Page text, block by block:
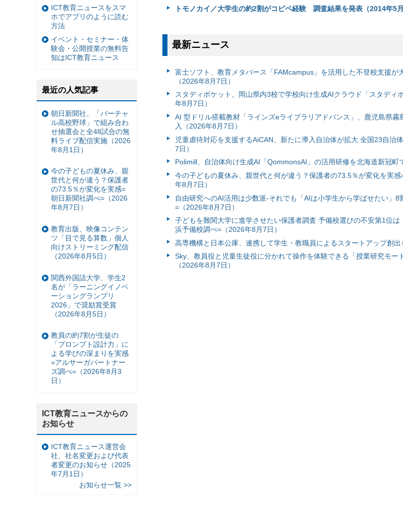
トモノカイ／大学生の約2割がコピペ経験 調査結果を発表（2014年5月
最新ニュース
富⼠ソフト、教育メタバース「FAMcampus」を活用した不登校支援が
（2026年8月7日）
スタディポケット、岡山県内3校で学校向け生成AIクラウド「スタディ
年8月7日）
AI 型ドリル搭載教材「ラインズeライブラリアドバンス」、鹿児島県霧
入（2026年8月7日）
児童虐待対応を支援するAiCAN、新たに導入自治体が拡大 全国23自治
7日）
Polimill、自治体向け生成AI「QommonsAI」の活用研修を北海道新冠町
今の子どもの夏休み、親世代と何が違う？保護者の73.5％が変化を実
年8月7日）
自由研究へのAI活用は少数派-それでも「AIは小学生から学ばせたい」8
=（2026年8月7日）
子どもを難関大学に進学させたい保護者調査 予備校選びの不安第1位は
浜予備校調べ=（2026年8月7日）
高専機構と日本公庫、連携して学生・教職員によるスタートアップ創出
Sky、教員役と児童生徒役に分かれて操作を体験できる「授業研究モー
（2026年8月7日）
ICT教育ニュースをスマ
ホでアプリのように読む
方法
イベント・セミナー・体
験会・公開授業の無料告
知はICT教育ニュース
最近の人気記事
朝日新聞社、「バーチャ
ル高校野球」で組み合わ
せ抽選会と全48試合の無
料ライブ配信実施（2026
年8月1日）
今の子どもの夏休み、親
世代と何が違う？保護者
の73.5％が変化を実感=
朝日新聞社調べ=（2026
年8月7日）
教育出版、映像コンテン
ツ「目で見る算数」個人
向けストリーミング配信
（2026年8月5日）
関西外国語大学、学生2
名が「ラーニングイノベ
ーショングランプリ
2026」で奨励賞受賞
（2026年8月5日）
教員の約7割が生徒の
「プロンプト設計力」に
よる学びの深まりを実感
=アルサーガパートナー
ズ調べ=（2026年8月3
日）
ICT教育ニュースからの
お知らせ
ICT教育ニュース運営会
社、社名変更および代表
者変更のお知らせ（2025
年7月1日）
お知らせ一覧 >>